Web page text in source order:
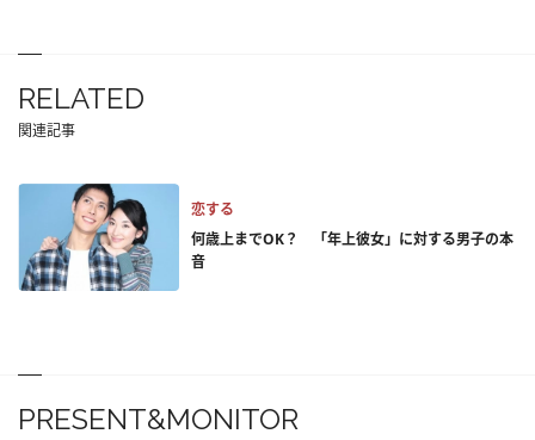
RELATED
関連記事
恋する
何歳上までOK？ 「年上彼女」に対する男子の本
音
PRESENT&MONITOR